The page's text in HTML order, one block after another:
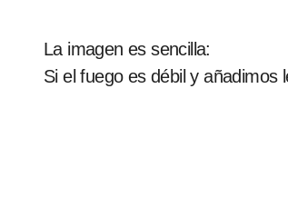
La imagen es sencilla:
Si el fuego es débil y añadimos